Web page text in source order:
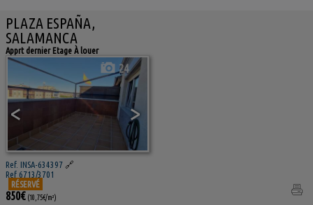
PLAZA ESPAÑA,
SALAMANCA
Apprt dernier Etage À louer
< >
24
Ref. INSA-634397 🔗
Ref 6713/3701
RÉSERVÉ
850€ (10,75€/m²)